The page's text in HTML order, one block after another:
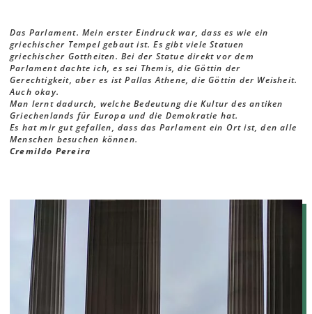
Das Parlament. Mein erster Eindruck war, dass es wie ein
griechischer Tempel gebaut ist. Es gibt viele Statuen
griechischer Gottheiten. Bei der Statue direkt vor dem
Parlament dachte ich, es sei Themis, die Göttin der
Gerechtigkeit, aber es ist Pallas Athene, die Göttin der Weisheit.
Auch okay.
Man lernt dadurch, welche Bedeutung die Kultur des antiken
Griechenlands für Europa und die Demokratie hat.
Es hat mir gut gefallen, dass das Parlament ein Ort ist, den alle
Menschen besuchen können.
Cremildo Pereira